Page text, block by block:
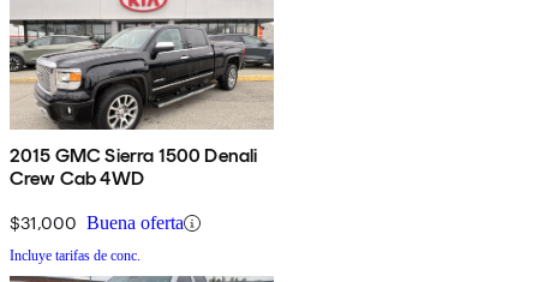
2015 GMC Sierra 1500 Denali
Crew Cab 4WD
$31,000 Buena oferta
Incluye tarifas de conc.